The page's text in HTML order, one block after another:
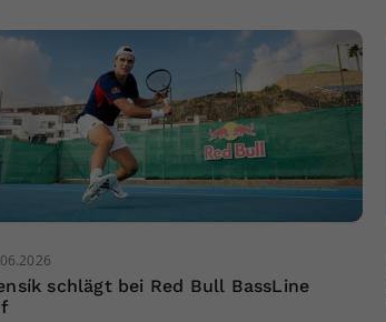
schlägt bei Red Bull BassLine